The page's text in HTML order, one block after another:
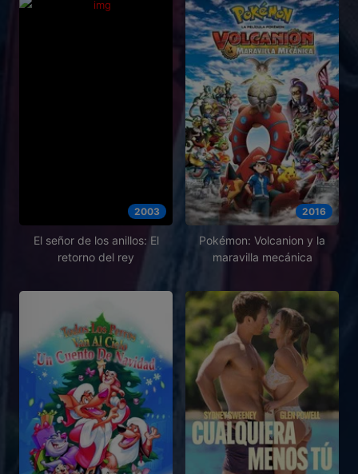
2003
El señor de los anillos: El
retorno del rey
2016
Pokémon: Volcanion y la
maravilla mecánica